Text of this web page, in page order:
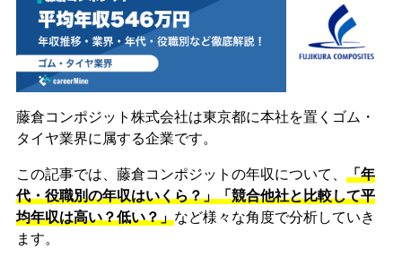
藤倉コンポジット株式会社は東京都に本社を置くゴム・
タイヤ業界に属する企業です。
この記事では、藤倉コンポジットの年収について、 「年
代・役職別の年収はいくら？」「競合他社と比較して平
均年収は高い？低い？」など様々な角度で分析していき
ます。